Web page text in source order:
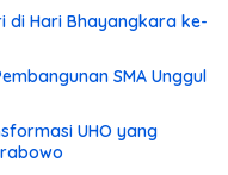
di Hari Bhayangkara ke-
SMA Unggul
UHO yang